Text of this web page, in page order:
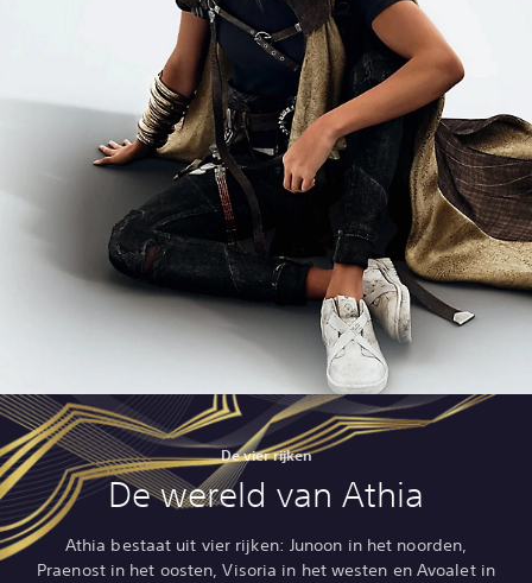
De vier rijken
De wereld van Athia
Athia bestaat uit vier rijken: Junoon in het noorden,
Praenost in het oosten, Visoria in het westen en Avoalet in